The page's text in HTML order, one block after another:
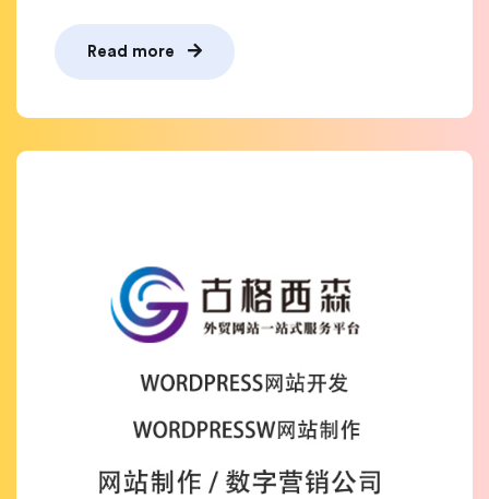
Read more